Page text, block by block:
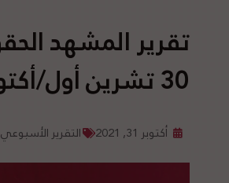
30 تشرين أول/أكتوبر 2021
أكتوبر 31, 2021 التقرير الأسبوعي PDF